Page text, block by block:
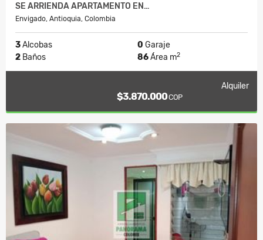
SE ARRIENDA APARTAMENTO EN…
Envigado, Antioquia, Colombia
3Alcobas 0 Garaje
2 Baños 86Área m2
Alquiler
$3.870.000COP